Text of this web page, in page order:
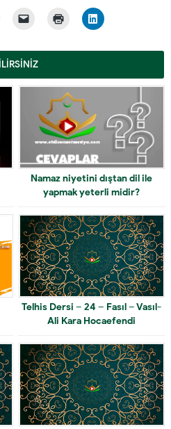
Namaz niyetini dıştan dil ile
yapmak yeterli midir?
Telhis Dersi – 24 – Fasıl – Vasıl-
Ali Kara Hocaefendi